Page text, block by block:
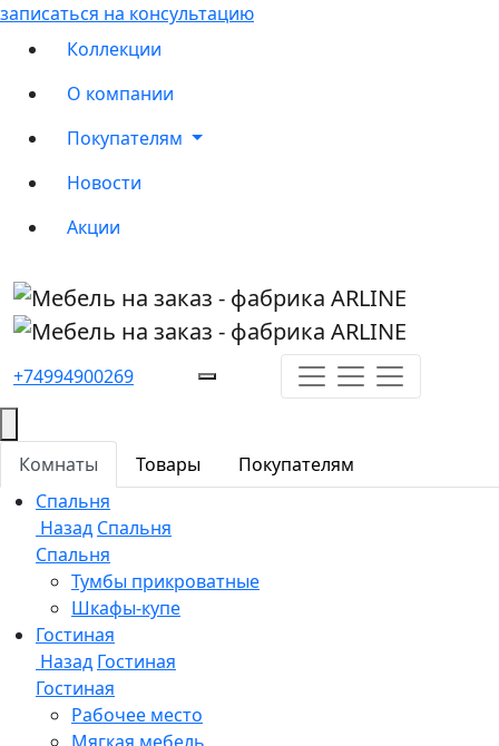
записаться на консультацию
Коллекции
О компании
Покупателям
Новости
Акции
+74994900269